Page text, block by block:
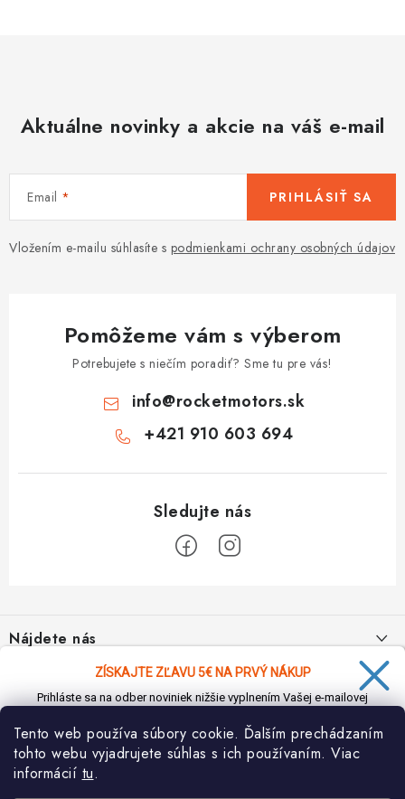
Tento web používa súbory cookie. Ďalším prechádzaním
tohto webu vyjadrujete súhlas s ich používaním. Viac
informácií tu.
Aktuálne novinky a akcie na váš e-mail
Email
Vložením e-mailu súhlasíte s podmienkami ochrany osobných údajov
PRIHLÁSIŤ SA
Pomôžeme vám s výberom
Potrebujete s niečím poradiť? Sme tu pre vás!
info@rocketmotors.sk
+421 910 603 694
p
t
i
Nájdete nás
Kontakt
TOP kategórie
Detské štvorkolky
Facebook
ZÍSKAJTE ZĽAVU 5€ NA PRVÝ NÁKUP
Prihláste sa na odber noviniek nižšie vyplnením Vašej e-mailovej
Prihlásiť sa na odber